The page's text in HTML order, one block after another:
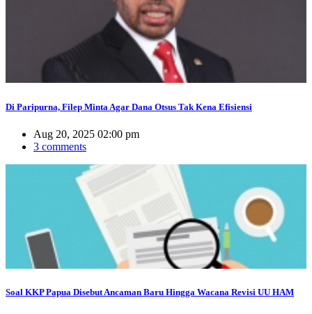
Di Paripurna, Filep Minta Agar Dana Otsus Tak Kena Efisiensi
Aug 20, 2025 02:00 pm
3 comments
Soal KKP Papua Disebut Ancaman Baru Hingga Wacana Revisi UU HAM